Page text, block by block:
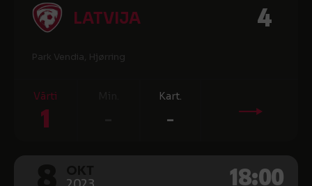
LATVIJA 4
Park Vendia, Hjørring
Vārti
1
Kart.
-
18:00